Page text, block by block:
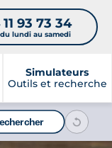
93 73 34
du lundi au samedi
Simulateurs
Outils et recherche